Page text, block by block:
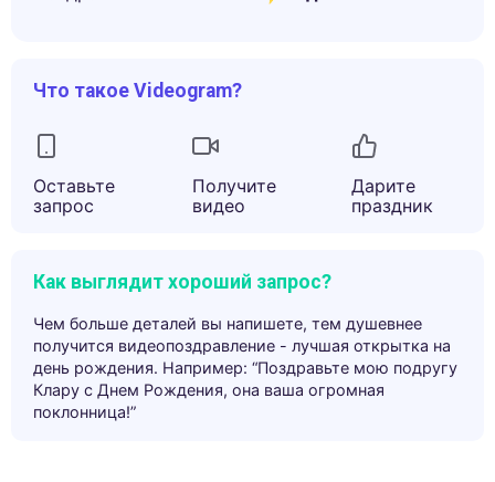
Что такое Videogram?
Оставьте
запрос
Получите
видео
Дарите
праздник
Как выглядит хороший запрос?
Чем больше деталей вы напишете, тем душевнее
получится видеопоздравление - лучшая открытка на
день рождения. Например: “Поздравьте мою подругу
Клару с Днем Рождения, она ваша огромная
поклонница!”